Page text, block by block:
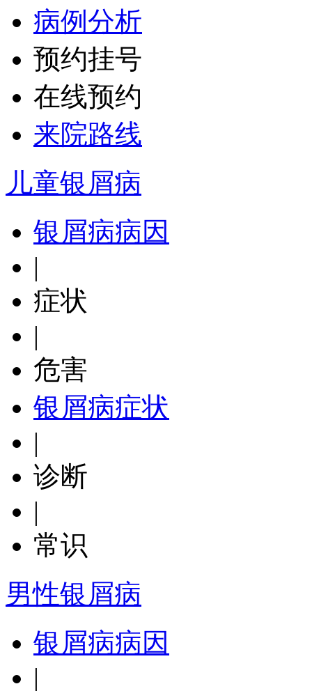
病例分析
预约挂号
在线预约
来院路线
儿童银屑病
银屑病病因
|
症状
|
危害
银屑病症状
|
诊断
|
常识
男性银屑病
银屑病病因
|